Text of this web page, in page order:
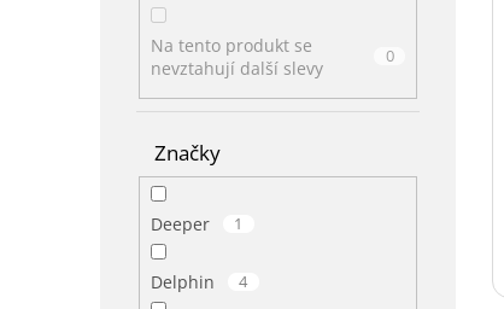
Na tento produkt se
nevztahují další slevy
0
Značky
Deeper 1
Delphin 4